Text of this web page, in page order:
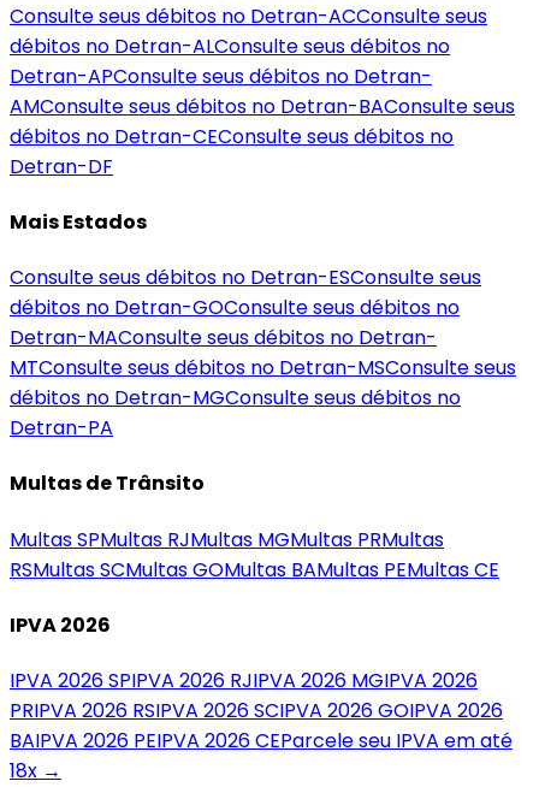
Consulte seus débitos no Detran-ACConsulte seus
débitos no Detran-ALConsulte seus débitos no
Detran-APConsulte seus débitos no Detran-
AMConsulte seus débitos no Detran-BAConsulte seus
débitos no Detran-CEConsulte seus débitos no
Detran-DF
Mais Estados
Consulte seus débitos no Detran-ESConsulte seus
débitos no Detran-GOConsulte seus débitos no
Detran-MAConsulte seus débitos no Detran-
MTConsulte seus débitos no Detran-MSConsulte seus
débitos no Detran-MGConsulte seus débitos no
Detran-PA
Multas de Trânsito
MultasSPMultas RJMultas MGMultas PRMultas
RSMultasSCMultasGOMultas BAMultas PEMultasCE
IPVA 2026
IPVA 2026SPIPVA 2026 RJIPVA 2026 MGIPVA 2026
PRIPVA 2026 RSIPVA 2026SCIPVA 2026GOIPVA 2026
BAIPVA 2026 PEIPVA 2026CEParcele seu IPVA em até
18x →